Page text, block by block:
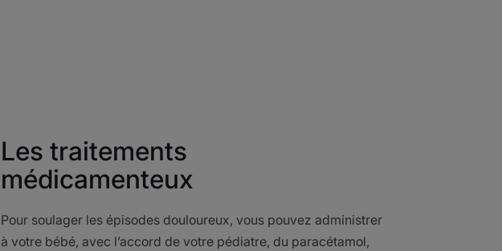
Les traitements
médicamenteux
Pour soulager les épisodes douloureux, vous pouvez administrer
à votre bébé, avec l’accord de votre pédiatre, du paracétamol,